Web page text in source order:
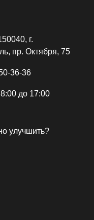
г.
, пр. Октября, 75
36-36
до 17:00
улучшить?